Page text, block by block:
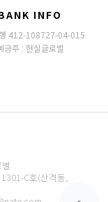
INFO
412-108727-04-015
금주 : 현실글로벌
C호(산격동,